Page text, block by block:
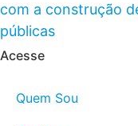
com a construção
públicas
Acesse
Quem Sou